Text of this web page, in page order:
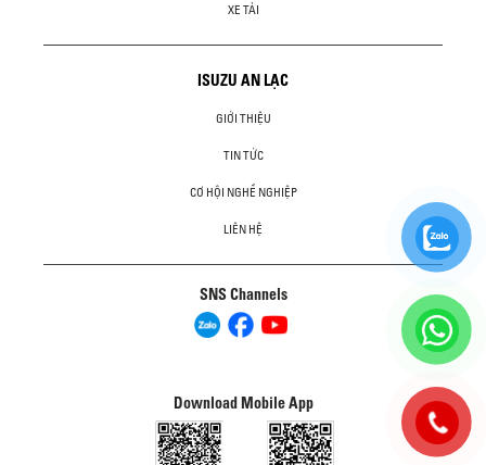
XE TẢI
ISUZU AN LẠC
GIỚI THIỆU
TIN TỨC
CƠ HỘI NGHỀ NGHIỆP
LIÊN HỆ
SNS Channels
Download Mobile App